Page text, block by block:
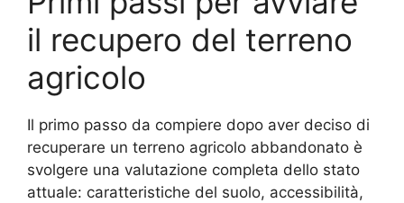
il recupero del terreno
agricolo
Il primo passo da compiere dopo aver deciso di
recuperare un terreno agricolo abbandonato è
svolgere una valutazione completa dello stato
attuale: caratteristiche del suolo, accessibilità,